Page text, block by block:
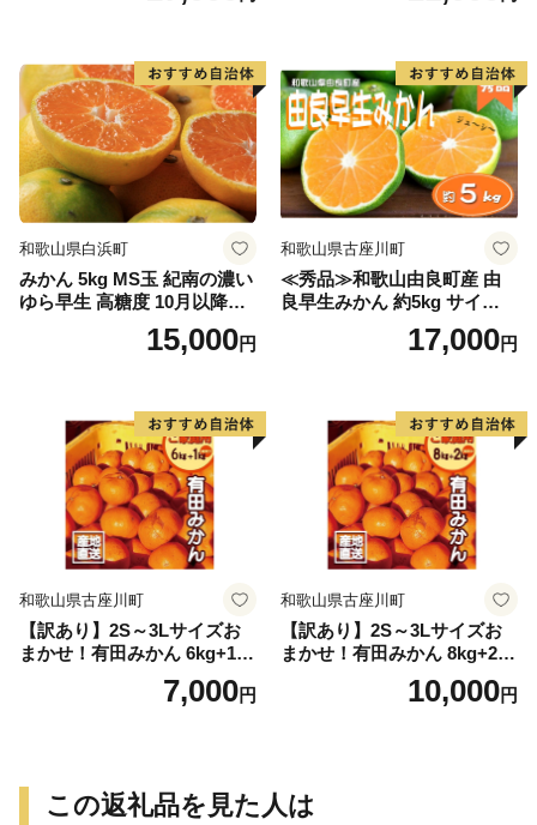
和歌山県白浜町
みかん 5kg MS玉 紀南の濃い
ゆら早生 高糖度 10月以降発
送 マルチ被覆栽培15,000円
和歌山県古座川町
≪秀品≫和歌山由良町産 由
良早生みかん 約5kg サイズお
まかせ【sml106C】17,000円
和歌山県古座川町
【訳あり】2S～3Lサイズお
まかせ！有田みかん 6kg+1kg
保証分 11月から12月下旬ま
でに順次発送致します。 / 訳
7,000円
和歌山県古座川町
【訳あり】2S～3Lサイズお
まかせ！有田みかん 8kg+2kg
保証分 11月から12月下旬ま
でに順次発送致します。 / 訳
10,000円
この返礼品を見た人は